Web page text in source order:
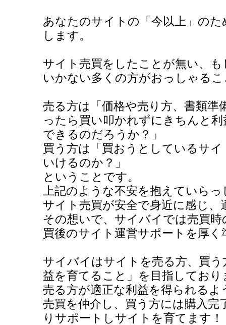
あなたのサイトの「今以上」の
します。
サイト売買をしたことが無い、
いかない多くの方がおっしゃる
売る方は「価格や売り方、書類
ったら買い叩かれずにきちんと
できるのだろうか？」
買う方は「買おうとしているサ
いけるのか？」
ということです。
上記のような不安を抱えていら
サイト売買が安全で身近に感じ
その想いで、サイバイでは売買
買後のサイト運営サポートを厚
サイバイはサイトを売る方、買
益を育てること」を目指しており
売る方が適正な利益を得られる
売買を仲介し、買う方には購入
りサポートしサイトを育てます！